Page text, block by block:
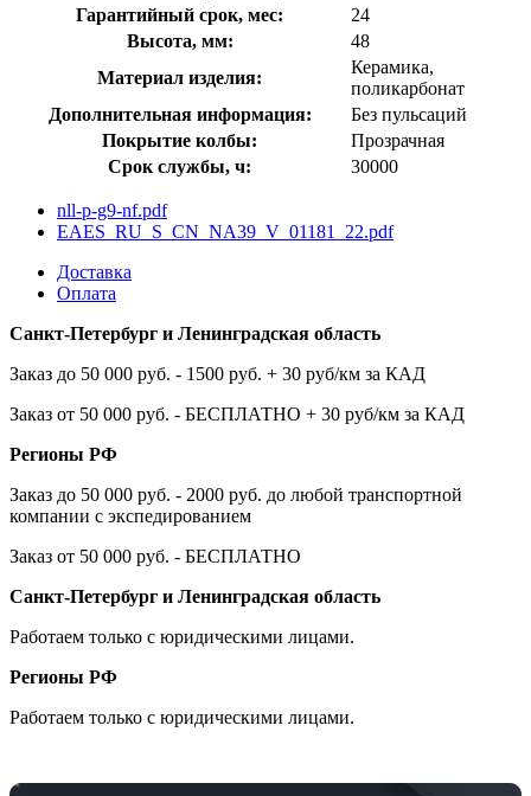
Гарантийный срок, мес:
24
Высота, мм:
48
Материал изделия:
Керамика,
поликарбонат
Дополнительная информация:
Без пульсаций
Покрытие колбы:
Прозрачная
Срок службы, ч:
30000
nll-p-g9-nf.pdf
EAES_RU_S_CN_NA39_V_01181_22.pdf
Доставка
Оплата
Санкт-Петербург и Ленинградская область
Заказ до 50 000 руб. - 1500 руб. + 30 руб/км за КАД
Заказ от 50 000 руб. - БЕСПЛАТНО + 30 руб/км за КАД
Регионы РФ
Заказ до 50 000 руб. - 2000 руб. до любой транспортной
компании с экспедированием
Заказ от 50 000 руб. - БЕСПЛАТНО
Санкт-Петербург и Ленинградская область
Работаем только с юридическими лицами.
Регионы РФ
Работаем только с юридическими лицами.